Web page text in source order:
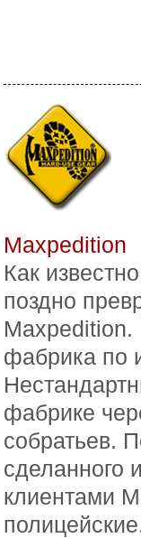
Maxpedition
Как
поздно
Maxpedition.
фабрика по
фабрике
собратьев.
сделанного
клиентами